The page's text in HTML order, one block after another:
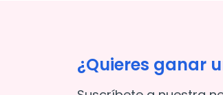
¿Quieres ganar